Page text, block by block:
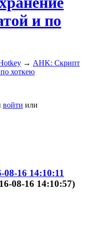
и по
→ AHK: Скрипт
хоткею
войти или
08-16 14:10:11
08-16 14:10:57)